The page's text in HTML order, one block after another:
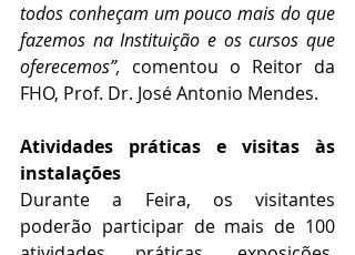
todos conheçam um pouco mais do que
fazemos na Instituição e os cursos que
oferecemos”, comentou o Reitor da
FHO, Prof. Dr. José Antonio Mendes.
Atividades práticas e visitas às
instalações
Durante a Feira, os visitantes
poderão participar de mais de 100